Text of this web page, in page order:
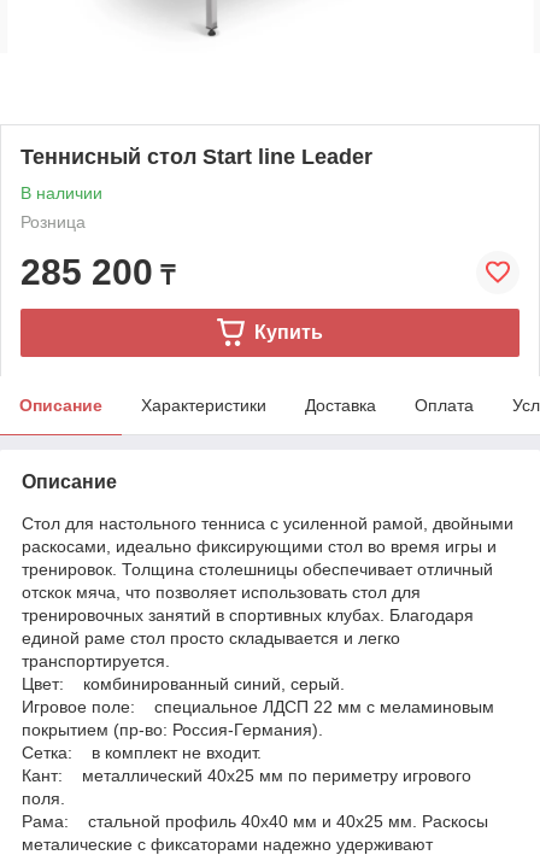
Теннисный стол Start line Leader
В наличии
Розница
285 200 ₸
Купить
Описание Характеристики Доставка Оплата
Описание
Стол для настольного тенниса с усиленной рамой, двойными
раскосами, идеально фиксирующими стол во время игры и
тренировок. Толщина столешницы обеспечивает отличный
отскок мяча, что позволяет использовать стол для
тренировочных занятий в спортивных клубах. Благодаря
единой раме стол просто складывается и легко
транспортируется.
Цвет: комбинированный синий, серый.
Игровое поле: специальное ЛДСП 22 мм с меламиновым
покрытием (пр-во: Россия-Германия).
Сетка: в комплект не входит.
Кант: металлический 40х25 мм по периметру игрового
поля.
Рама: стальной профиль 40х40 мм и 40х25 мм. Раскосы
металические с фиксаторами надежно удерживают